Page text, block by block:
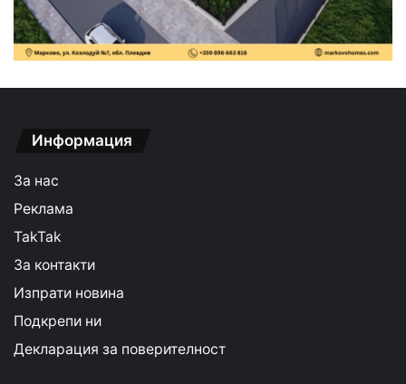
Информация
За нас
Реклама
TakTak
За контакти
Изпрати новина
Подкрепи ни
Декларация за поверителност